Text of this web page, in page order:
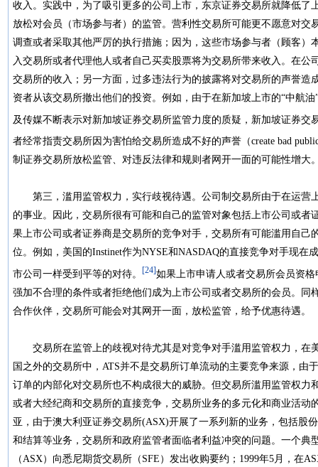
收入。实践中，为了吸引更多的公司上市，东京证券交易所就降低了
放松对会员（市场参与者）的监管。营利性交易所可能更不愿意对交
调查或者采取其他严厉的执行措施；因为，这些市场参与者（顾客）
入交易所或者代理他人或者自己买卖股票将为交易所带来收入。在
交易所的收入；另一方面，过多违法行为的披露将对交易所的声誉造
资者从该交易所撤出他们的投资。例如，由于在新加坡上市的“中航
及传媒不断表示对新加坡证券交易所监管力度的质疑，新加坡证券交
者经常指责交易所因为害怕给交易所造成不好的声誉（create bad
制证券交易所放松监管、对违反法律和规则者网开一面的可能性增
第三，滥用监管权力，实行歧视待遇。公司制交易所由于在运营
的事业。因此，交易所很有可能和自己的监管对象包括上市公司或者
果上市公司或者证券商是交易所的竞争对手，交易所有可能滥用自己
位。例如，美国的Instinet作为NYSE和NASDAQ的直接竞争对手现在
市公司一样受到平等的对待。 [24] 如果上市申请人或者交易所会员资
强加不合理的条件或者拒绝他们成为上市公司或者交易所的会员。同
合作伙伴，交易所可能会对其网开一面，放松监管，给予优惠待遇
交易所在监管上的歧视对待尤其是对竞争对手滥用监管权力，在
国之外的交易所中，ATS并不是交易所订单流动的主要竞争来源，由
订单的内部化对交易所也不构成很大的威胁。但交易所滥用监管权力
或者大经纪商和交易所的直接竞争，交易所业务的多元化和商业活动
亚，由于澳大利亚证券交易所(ASX)开展了一系列新的业务，包括股
和结算等业务，交易所和政府监管者面临者利益冲突的问题。一个典
（ASX）向悉尼期货交易所（SFE）发出收购要约；1999年5月，在